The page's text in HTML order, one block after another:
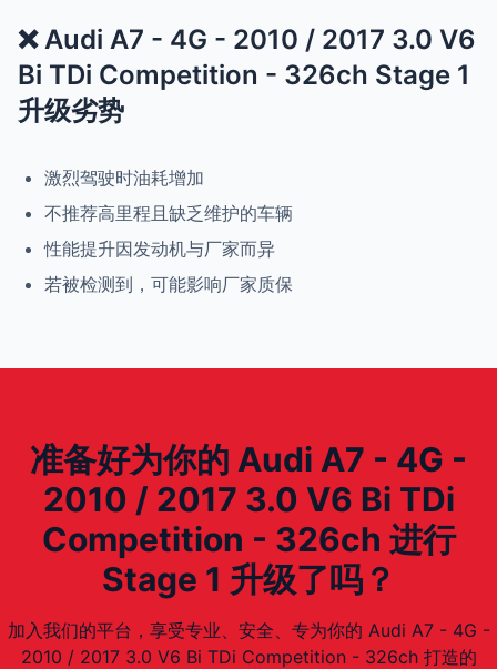
❌ Audi A7 - 4G - 2010 / 2017 3.0 V6
Bi TDi Competition - 326ch Stage 1
升级劣势
激烈驾驶时油耗增加
不推荐高里程且缺乏维护的车辆
性能提升因发动机与厂家而异
若被检测到，可能影响厂家质保
准备好为你的 Audi A7 - 4G -
2010 / 2017 3.0 V6 Bi TDi
Competition - 326ch 进行
Stage 1 升级了吗？
加入我们的平台，享受专业、安全、专为你的 Audi A7 - 4G -
2010 / 2017 3.0 V6 Bi TDi Competition - 326ch 打造的